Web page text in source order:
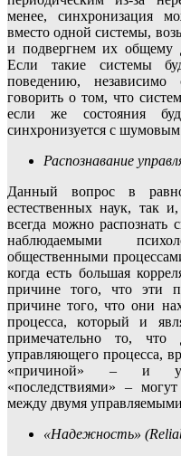
менее, синхронизация
вместо одной системы,
и подвергнем их общему
Если такие системы
поведению,
говорить о том, что
если же состояния
синхронизуется с шумовым
Распознавание
Данный вопрос в
естественных наук, так
всегда можно
наблюдаемыми
общественными
когда есть большая
причине того, что эти
причине того, что они
процесса, который и
примечательно то, что
управляющего процесса,
«причиной» – и
«последствиями» –
между двумя
«Надежность»